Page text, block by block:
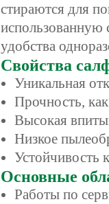
стираются для
использованную
удобства
Свойства
Уникальная
Прочность,
Высокая
Низкое
Устойчивость
Основные
Работы по